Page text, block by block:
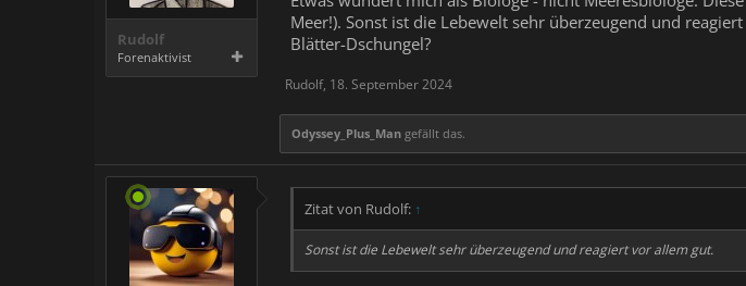
Rudolf
Forenaktivist
Meer!). Sonst ist die Lebewelt sehr überzeugend und
Blätter-Dschungel?
Rudolf, 18. September 2024
Odyssey_Plus_Man gefällt das.
Zitat von Rudolf: ↑
Sonst ist die Lebewelt sehr überzeugend und reagiert vor allem gut.